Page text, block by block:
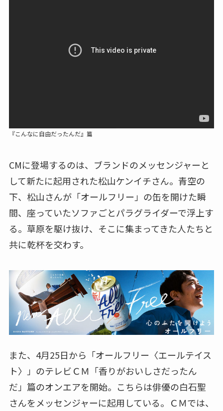
『こんなに自由だったんだ』篇
CMに登場するのは、ブランドのメッセンジャーと
して新たに起用された松山ケンイチさん。青空の
下、松山さんが「オールフリー」の缶を開けた瞬
間、座っていたソファごとパラグライダーで浮上す
る。草原を駆け抜け、そこに集まってきた人たちと
共に乾杯を交わす。
また、4月25日から「オールフリー〈エールテイス
ト〉」のテレビＣＭ「香りがおいしさだったん
だ」篇のオンエアを開始。こちらは俳優の白石聖
さんをメッセンジャーに起用している。ＣＭでは、